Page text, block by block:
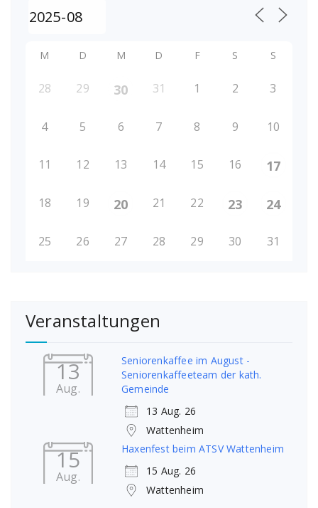
M D M D F S S
28 29 30 31 1 2 3
4 5 6 7 8 9 10
11 12 13 14 15 16 17
18 19 20 21 22 23 24
25 26 27 28 29 30 31
Veranstaltungen
13
Aug.
Seniorenkaffee im August -
Seniorenkaffeeteam der kath.
Gemeinde
13 Aug. 26
Wattenheim
15
Aug.
Haxenfest beim ATSV Wattenheim
15 Aug. 26
Wattenheim